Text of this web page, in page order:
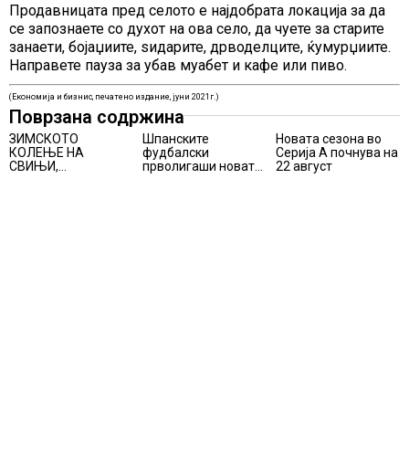
Продавницата пред селото е најдобрата локација за да
се запознаете со духот на ова село, да чуете за старите
занаети, бојаџиите, ѕидарите, дрводелците, ќумурџиите.
Направете пауза за убав муабет и кафе или пиво.
(Економија и бизнис, печатено издание, јуни 2021г.)
Поврзана содржина
ЗИМСКОТО
КОЛЕЊЕ НА
СВИЊИ,
Шпанските
фудбалски
прволигаши новата
Новата сезона во
Серија А почнува на
22 август